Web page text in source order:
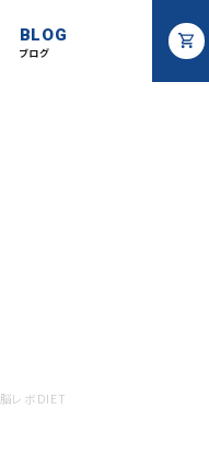
BLOG
ブログ
脳レボDIET